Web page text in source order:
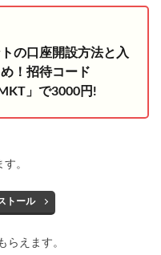
の口座開設方法と入
！招待コード
」で3000円!
。
トール
らえます。